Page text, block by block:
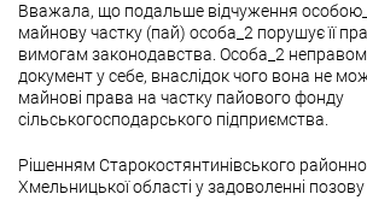
Вважала, що подальше відчуження
майнову частку (пай) особа_2 порушує її
вимогам законодавства. Особа_2
документ у себе, внаслідок чого вона не
майнові права на частку пайового фонду
сільськогосподарського підприємства.
Рішенням Старокостянтинівського
Хмельницької області у задоволенні